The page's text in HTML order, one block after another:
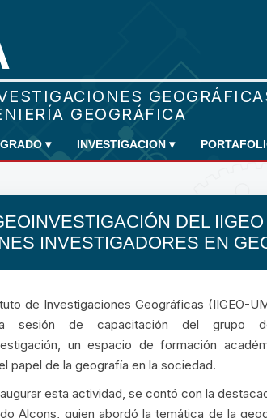
▾ INVESTIGACION ▾
DEL
INVESTIGADORES EN
de Investigaciones Geográficas (IIGEO-
sesión de capacitación del grupo
un espacio de formación
papel de la geografía en la sociedad.
esta actividad, se contó con la
Alcons, quien abordó la temática de la